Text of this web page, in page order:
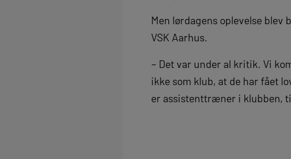
Men lørdagens oplevelse
VSK Aarhus.
– Det var under al kritik. Vi
ikke som klub, at de har fået
er assistenttræner i klubben,